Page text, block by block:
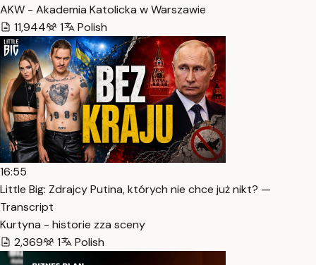
AKW - Akademia Katolicka w Warszawie
11,944
1 Polish
16:55
Little Big: Zdrajcy Putina, których nie chce już nikt? —
Transcript
Kurtyna - historie zza sceny
2,369
1 Polish